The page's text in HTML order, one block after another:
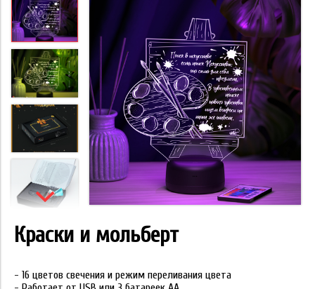
Краски и мольберт
- 16 цветов свечения и режим переливания цвета